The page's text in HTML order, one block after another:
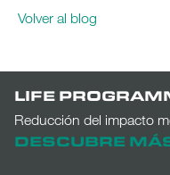
Volver al blog
LIFE
Reducción del impacto
DESCUBRE